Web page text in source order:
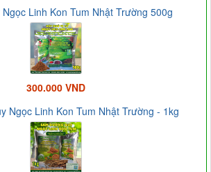
Linh Kon Tum Nhật Trường 500g
300.000 VND
Ngọc Linh Kon Tum Nhật Trường - 1kg